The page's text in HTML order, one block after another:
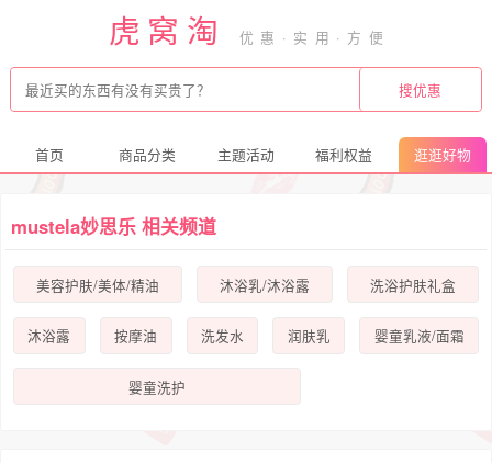
虎窝淘
首页 商品分类 主题活动 福利权益 逛逛好物
mustela妙思乐 相关频道
美容护肤/美体/精油 沐浴乳/沐浴露 洗浴护肤礼盒
沐浴露 按摩油 洗发水 润肤乳 婴童乳液/面霜
婴童洗护